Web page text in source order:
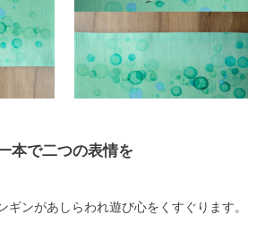
本で二つの表情を
ギンがあしらわれ遊び心をくすぐります。